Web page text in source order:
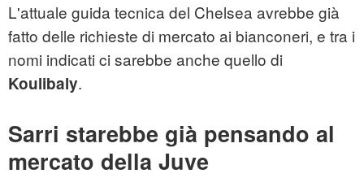
L'attuale guida tecnica del Chelsea avrebbe già
fatto delle richieste di mercato ai bianconeri, e tra i
nomi indicati ci sarebbe anche quello di
Koulibaly.
Sarri starebbe già pensando al
mercato della Juve